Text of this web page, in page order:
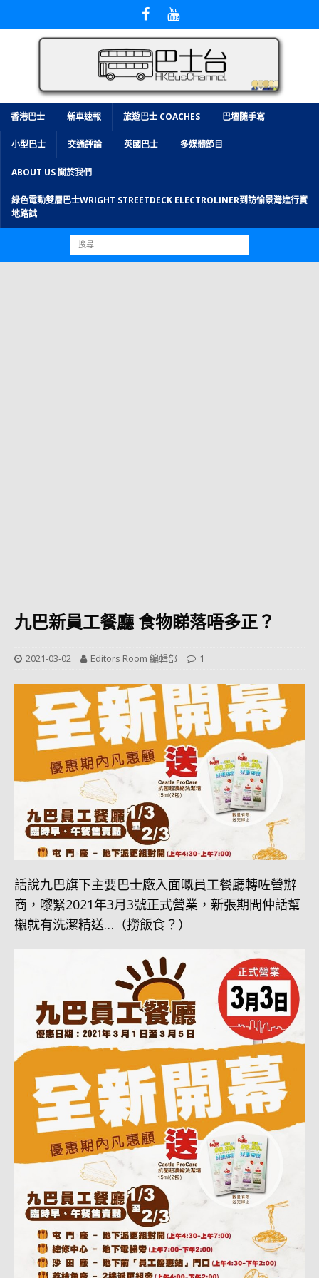
香港巴士 新車速報 旅遊巴士 COACHES 巴壇隨手寫
小型巴士 交通評論 英國巴士 多媒體節目
ABOUT US 關於我們
綠色電動雙層巴士WRIGHT STREETDECK ELECTROLINER到訪愉景灣進行實
地路試
九巴新員工餐廳 食物睇落唔多正？
2021-03-02 Editors Room 編輯部 1
話說九巴旗下主要巴士廠入面嘅員工餐廳轉咗營辦
商，嚟緊2021年3月3號正式營業，新張期間仲話幫
襯就有洗潔精送…（撈飯食？）